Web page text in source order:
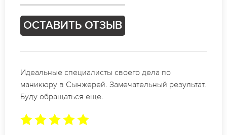
ОСТАВИТЬ ОТЗЫВ
Спасибо огромное. Заказывала маникюр на день
рождение в Сынжерей. За 1.5 часа все было
готово.